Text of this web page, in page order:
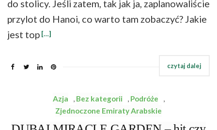
do stolicy. Jeśli zatem, tak jak ja, zaplanowaliście
przylot do Hanoi, co warto tam zobaczyć? Jakie
jest top […]
Azja , Bez kategorii , Podróże
,
Zjednoczone Emiraty Arabskie